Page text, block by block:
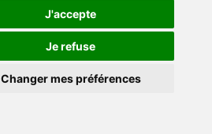
J'accepte
Je refuse
Changer mes préférences